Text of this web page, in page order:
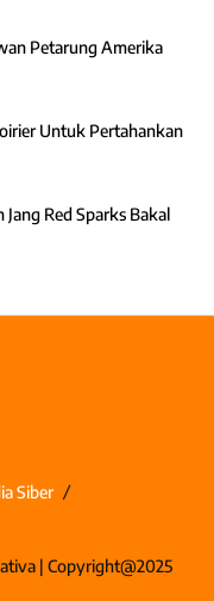
Petarung Amerika
Untuk Pertahankan
Red Sparks Bakal
Siber
| Copyright@2025